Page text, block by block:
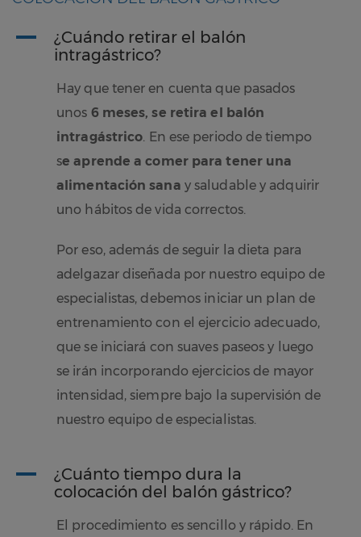
A
¿Cuándo retirar el balón
intragástrico?
Hay que tener en cuenta que pasados
unos 6 meses, se retira el balón
intragástrico . En ese periodo de tiempo
se aprende a comer para tener una
alimentación sana y saludable y adquirir
uno hábitos de vida correctos.
Por eso, además de seguir la dieta para
adelgazar diseñada por nuestro equipo de
especialistas, debemos iniciar un plan de
entrenamiento con el ejercicio adecuado,
que se iniciará con suaves paseos y luego
se irán incorporando ejercicios de mayor
intensidad, siempre bajo la supervisión de
nuestro equipo de especialistas.
A
¿Cuánto tiempo dura la
colocación del balón gástrico?
El procedimiento es sencillo y rápido. En